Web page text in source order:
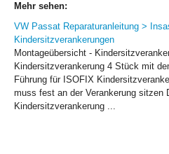
Mehr sehen:
VW Passat Reparaturanleitung >
Kindersitzverankerungen
Montageübersicht -
Kindersitzverankerung 4 Stück mit
Führung für ISOFIX
muss fest an der Verankerung sitzen
Kindersitzverankerung ...